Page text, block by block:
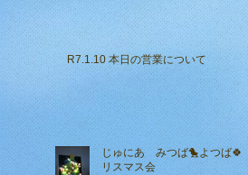
R7.1.10 本日の営業について
じゅにあ みつば🐤よつば🍀ク
リスマス会